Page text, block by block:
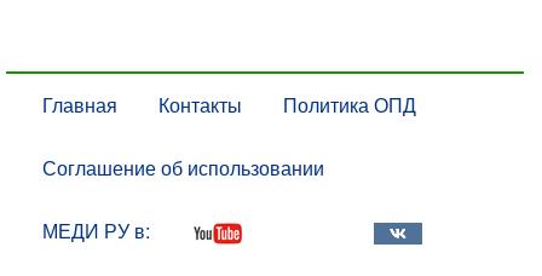
Главная Контакты Политика ОПД
Соглашение об использовании
МЕДИ РУ в: